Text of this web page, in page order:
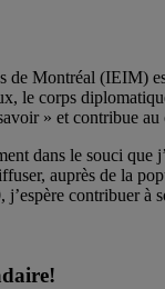
de Montréal (IEIM)
le corps
» et contribue
dans le souci que
auprès de la
contribuer